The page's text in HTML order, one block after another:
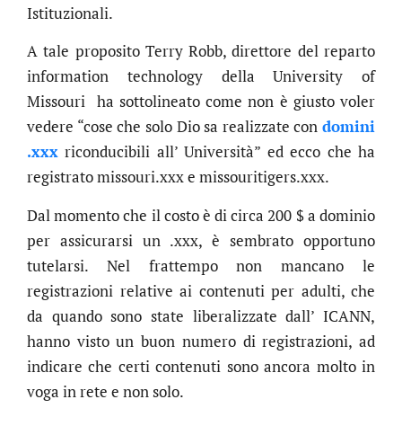
Istituzionali.
A tale proposito Terry Robb, direttore del reparto
information technology della University of
Missouri ha sottolineato come non è giusto voler
vedere “cose che solo Dio sa realizzate con domini
.xxx riconducibili all’ Università” ed ecco che ha
registrato missouri.xxx e missouritigers.xxx.
Dal momento che il costo è di circa 200 $ a dominio
per assicurarsi un .xxx, è sembrato opportuno
tutelarsi. Nel frattempo non mancano le
registrazioni relative ai contenuti per adulti, che
da quando sono state liberalizzate dall’ ICANN,
hanno visto un buon numero di registrazioni, ad
indicare che certi contenuti sono ancora molto in
voga in rete e non solo.